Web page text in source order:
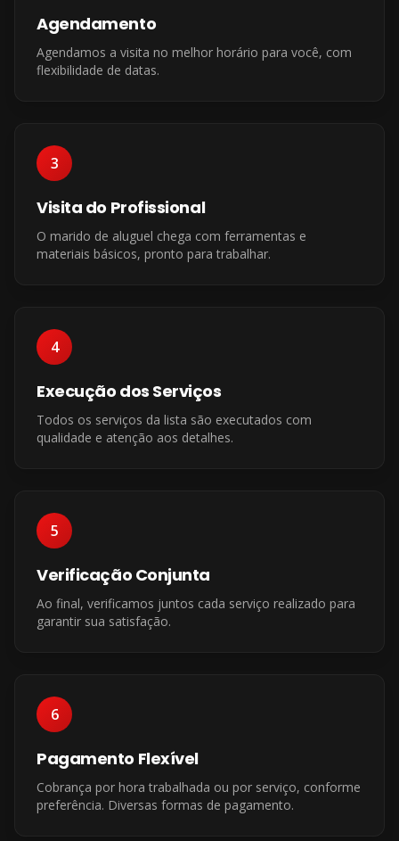
Agendamento
Agendamos a visita no melhor horário para você, com
flexibilidade de datas.
3
Visita do Profissional
O marido de aluguel chega com ferramentas e
materiais básicos, pronto para trabalhar.
4
Execução dos Serviços
Todos os serviços da lista são executados com
qualidade e atenção aos detalhes.
5
Verificação Conjunta
Ao final, verificamos juntos cada serviço realizado para
garantir sua satisfação.
6
Pagamento Flexível
Cobrança por hora trabalhada ou por serviço, conforme
preferência. Diversas formas de pagamento.